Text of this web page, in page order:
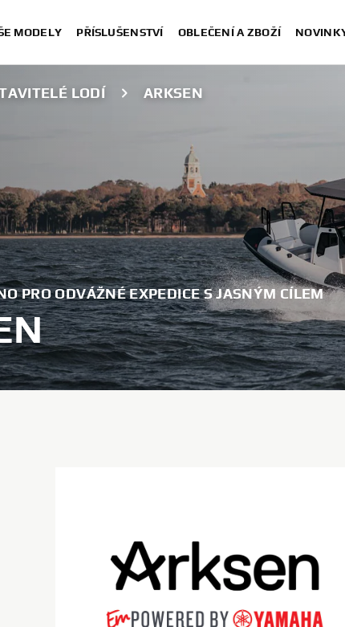
MODELY PŘÍSLUŠENSTVÍ OBLEČENÍ A ZBOŽÍ
LODÍ ARKSEN
PRO ODVÁŽNÉ EXPEDICE S JASNÝM CÍLEM